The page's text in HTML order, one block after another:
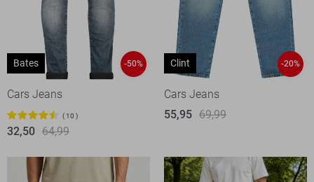
Bates -50%
Cars Jeans
10
32,50 64,99
Clint -20%
Cars Jeans
55,95 69,99